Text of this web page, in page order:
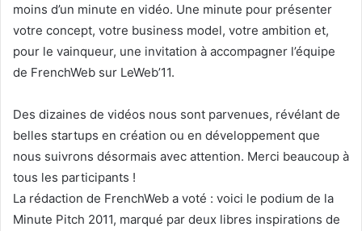
moins d’un minute en vidéo. Une minute pour présenter
votre concept, votre business model, votre ambition et,
pour le vainqueur, une invitation à accompagner l’équipe
de FrenchWeb sur LeWeb’11.
Des dizaines de vidéos nous sont parvenues, révélant de
belles startups en création ou en développement que
nous suivrons désormais avec attention. Merci beaucoup à
tous les participants !
La rédaction de FrenchWeb a voté : voici le podium de la
Minute Pitch 2011, marqué par deux libres inspirations de